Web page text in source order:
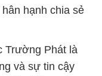
hạnh chia sẻ
Trường Phát là
và sự tin cậy